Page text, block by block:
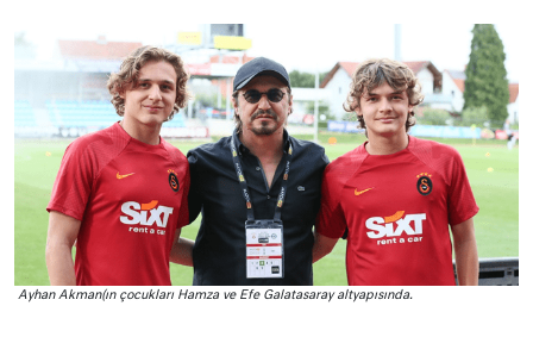
Ayhan Akman(ın çocukları Hamza ve Efe Galatasaray altyapısında.